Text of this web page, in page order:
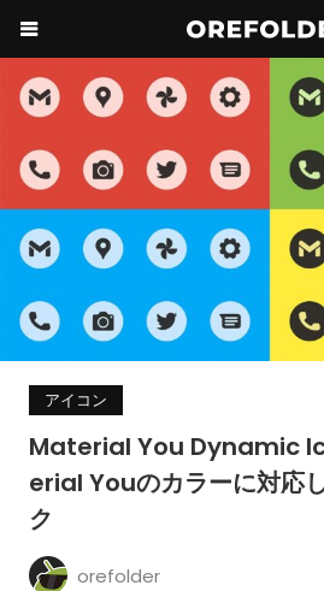
アイコン
Material You Dynamic
erial Youのカラーに対応
ク
orefolder